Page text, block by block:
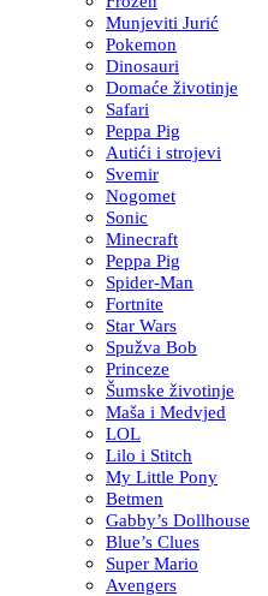
Munjeviti Jurić
Pokemon
Dinosauri
Domaće životinje
Safari
Peppa Pig
Autići i strojevi
Svemir
Nogomet
Sonic
Minecraft
Peppa Pig
Spider-Man
Fortnite
Star Wars
Spužva Bob
Princeze
Šumske životinje
Maša i Medvjed
LOL
Lilo i Stitch
My Little Pony
Betmen
Gabby’s Dollhouse
Blue’s Clues
Super Mario
Avengers